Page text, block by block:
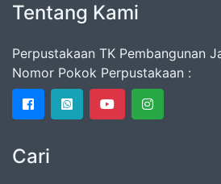
Tentang Kami
Perpustakaan TK Pembangunan
Nomor Pokok Perpustakaan :
Cari